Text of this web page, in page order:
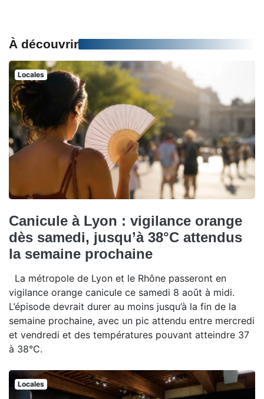
À découvrir
Locales
Canicule à Lyon : vigilance orange
dès samedi, jusqu’à 38°C attendus
la semaine prochaine
La métropole de Lyon et le Rhône passeront en
vigilance orange canicule ce samedi 8 août à midi.
L’épisode devrait durer au moins jusqu’à la fin de la
semaine prochaine, avec un pic attendu entre mercredi
et vendredi et des températures pouvant atteindre 37
à 38°C.
Locales